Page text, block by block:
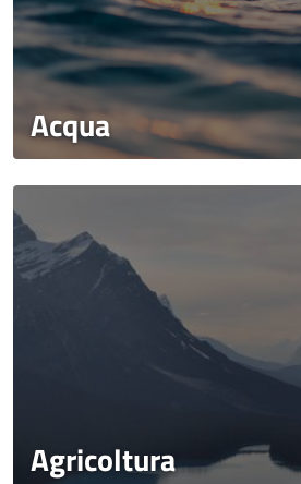
Acqua
Agricoltura